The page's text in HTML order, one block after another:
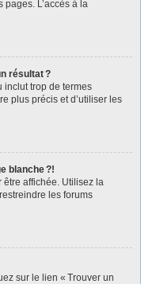
L’accès à la
résultat ?
inclut trop de termes
plus précis et d’utiliser les
blanche ?!
être affichée. Utilisez la
les forums
sur le lien « Trouver un